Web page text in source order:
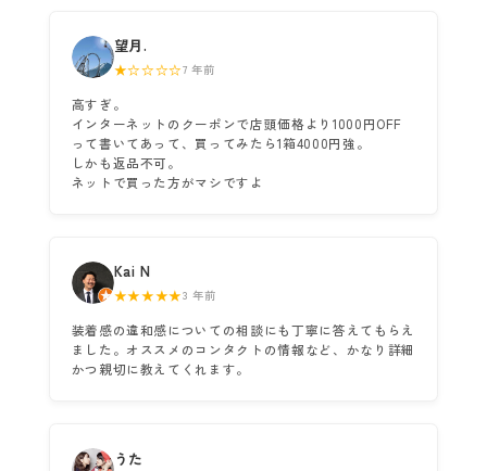
望月.
★☆☆☆☆7 年前
高すぎ。
インターネットのクーポンで店頭価格より1000円OFF
って書いてあって、買ってみたら1箱4000円強。
しかも返品不可。
ネットで買った方がマシですよ
Kai N
★★★★★3 年前
装着感の違和感についての相談にも丁寧に答えてもらえ
ました。オススメのコンタクトの情報など、かなり詳細
かつ親切に教えてくれます。
うた